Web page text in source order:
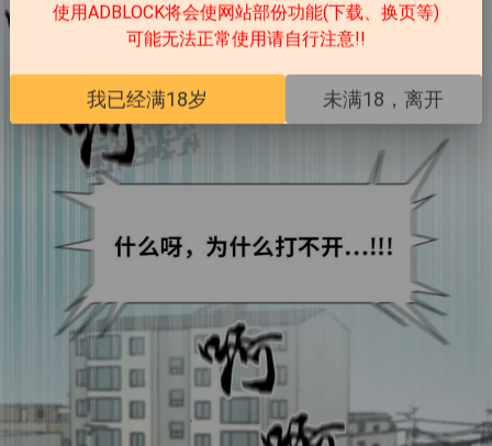
使用ADBLOCK将会使网站部份功能(下载、换页等)
可能无法正常使用请自行注意!!
我已经满18岁 未满18，离开